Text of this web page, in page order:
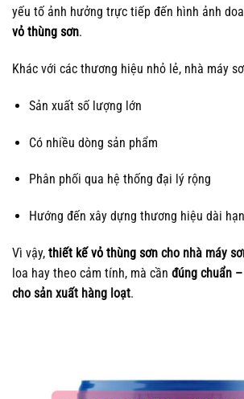
yếu tố ảnh hưởng trực tiếp đến hình ảnh
vỏ thùng sơn.
Khác với các thương hiệu nhỏ lẻ, nhà máy
Sản xuất số lượng lớn
Có nhiều dòng sản phẩm
Phân phối qua hệ thống đại lý rộng
Hướng đến xây dựng thương hiệu dài hạn
Vì vậy, thiết kế vỏ thùng sơn cho nhà máy
loa hay theo cảm tính, mà cần đúng chuẩn
cho sản xuất hàng loạt.